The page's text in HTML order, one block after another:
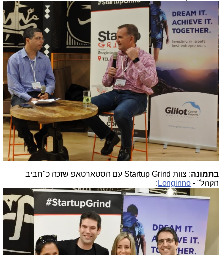
בתמונה
: צוות Startup Grind עם הסטארטאפ שזכה כ"חביב
הקהל" - Longinno
: